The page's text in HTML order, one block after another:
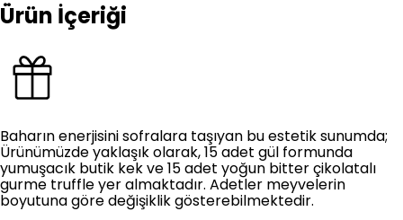
Ürün İçeriği
Baharın enerjisini sofralara taşıyan bu estetik sunumda;
Ürünümüzde yaklaşık olarak, 15 adet gül formunda
yumuşacık butik kek ve 15 adet yoğun bitter çikolatalı
gurme truffle yer almaktadır. Adetler meyvelerin
boyutuna göre değişiklik gösterebilmektedir.